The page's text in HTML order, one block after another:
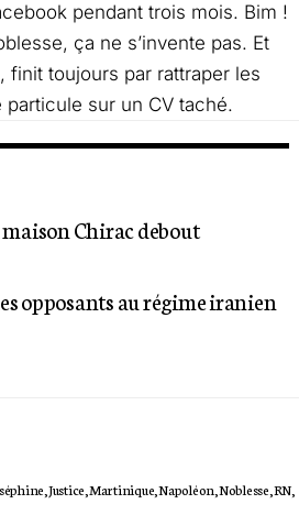
pendant trois mois. Bim !
ça ne s’invente pas. Et
finit toujours par rattraper les
sur un CV taché.
Chirac debout
opposants au régime iranien
Justice Martinique Napoléon Noblesse RN